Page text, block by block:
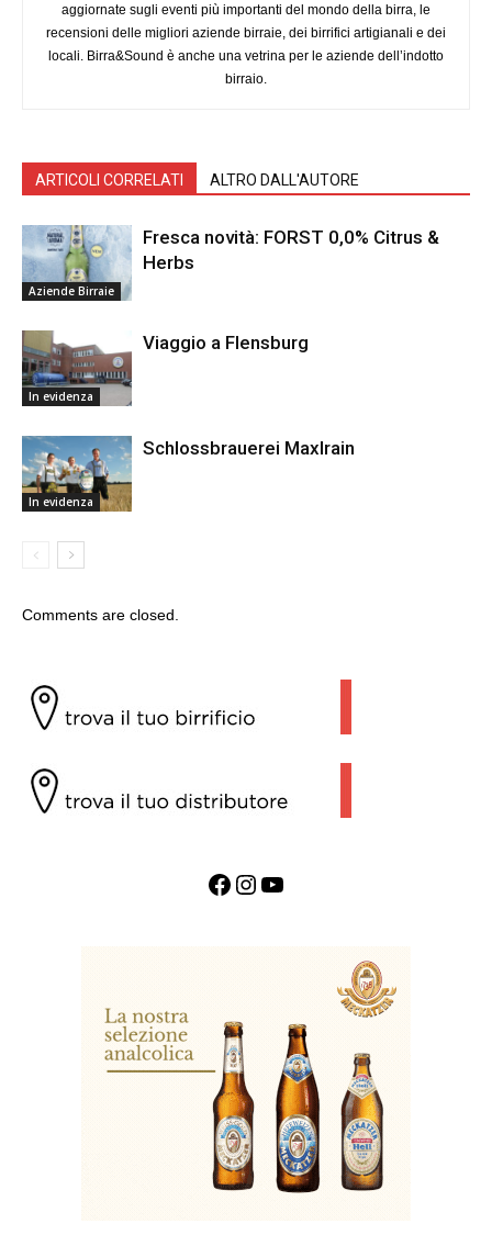
aggiornate sugli eventi più importanti del mondo della birra, le
recensioni delle migliori aziende birraie, dei birrifici artigianali e dei
locali. Birra&Sound è anche una vetrina per le aziende dell’indotto
birraio.
ARTICOLI CORRELATI ALTRO DALL'AUTORE
Aziende Birraie
Fresca novità: FORST 0,0% Citrus &
Herbs
In evidenza
Viaggio a Flensburg
In evidenza
Schlossbrauerei Maxlrain
Comments are closed.
Facebook InstagramYouTube